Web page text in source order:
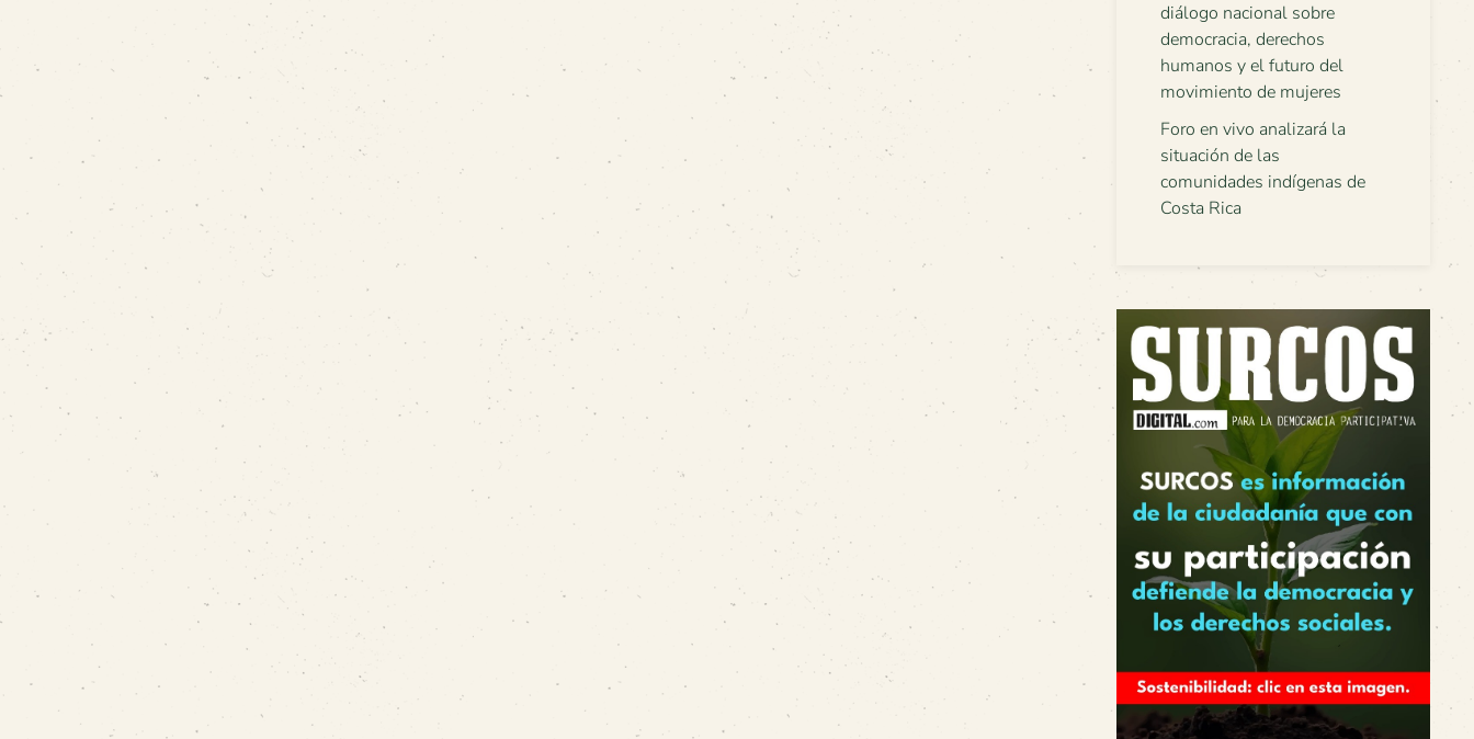
diálogo nacional sobre
democracia, derechos
humanos y el futuro del
movimiento de mujeres
Foro en vivo analizará la
situación de las
comunidades indígenas de
Costa Rica